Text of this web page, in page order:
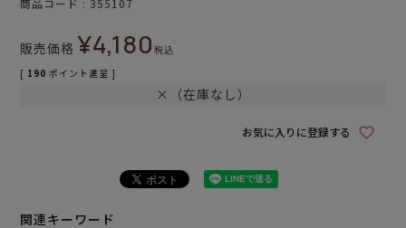
商品コード 355107
販売価格 ¥4,180税込
[ 190 ポイント進呈 ]
×（在庫なし）
お気に入りに登録する
関連キーワード